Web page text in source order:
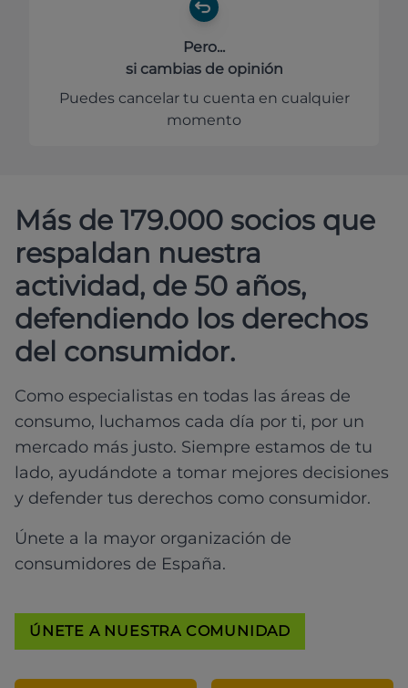
Pero...
si cambias de opinión
Puedes cancelar tu cuenta en cualquier
momento
Más de 179.000 socios que
respaldan nuestra
actividad, de 50 años,
defendiendo los derechos
del consumidor.
Como especialistas en todas las áreas de
consumo, luchamos cada día por ti, por un
mercado más justo. Siempre estamos de tu
lado, ayudándote a tomar mejores decisiones
y defender tus derechos como consumidor.
Únete a la mayor organización de
consumidores de España.
ÚNETE A NUESTRA COMUNIDAD